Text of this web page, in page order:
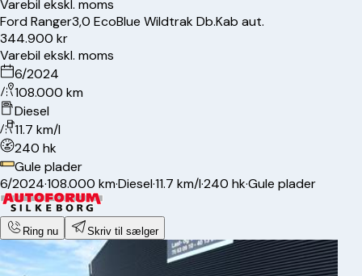
Varebil ekskl. moms
FordRanger3,0 EcoBlue Wildtrak Db.Kab aut.
344.900 kr
Varebil ekskl. moms
6/2024
108.000 km
Diesel
11.7 km/l
240 hk
Gule plader
6/2024·108.000 km·Diesel·11.7 km/l·240 hk·Gule plader
Ring nu Skriv til sælger